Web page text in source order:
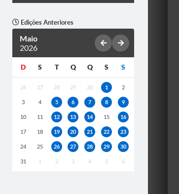
Edições Anteriores
Maio
2026
D S T Q Q S S
26 27 28 29 30 1 2
3 4 5 6 7 8 9
10 11 12 13 14 15 16
17 18 19 20 21 22 23
24 25 26 27 28 29 30
31 1 2 3 4 5 6